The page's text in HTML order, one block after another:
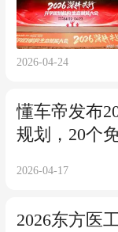
2026-04-24
懂车帝发布
规划，20个
2026-04-17
2026东方医